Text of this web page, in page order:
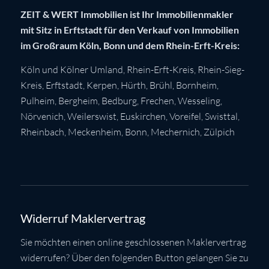
ZEIT & WERT Immobilien ist Ihr Immobilienmakler
mit Sitz in Erftstadt für den Verkauf von Immobilien
im Großraum Köln, Bonn und dem Rhein-Erft-Kreis:
Köln und Kölner Umland, Rhein-Erft-Kreis Rhein-Sieg-
Kreis Erftstadt Kerpen Hürth Brühl Bornheim
Pulheim Bergheim Bedburg, Frechen Wesseling,
Nörvenich Weilerswist Euskirchen , Voreifel, Swisttal
Rheinbach Meckenheim Bonn Mechernich Zülpich
Widerruf Maklervertrag
Sie möchten einen online geschlossenen Maklervertrag
widerrufen? Über den folgenden Button gelangen Sie zu